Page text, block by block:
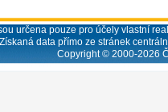
určena pouze pro účely vlastní
Získaná data přímo ze stránek
Copyright © 2000-2026